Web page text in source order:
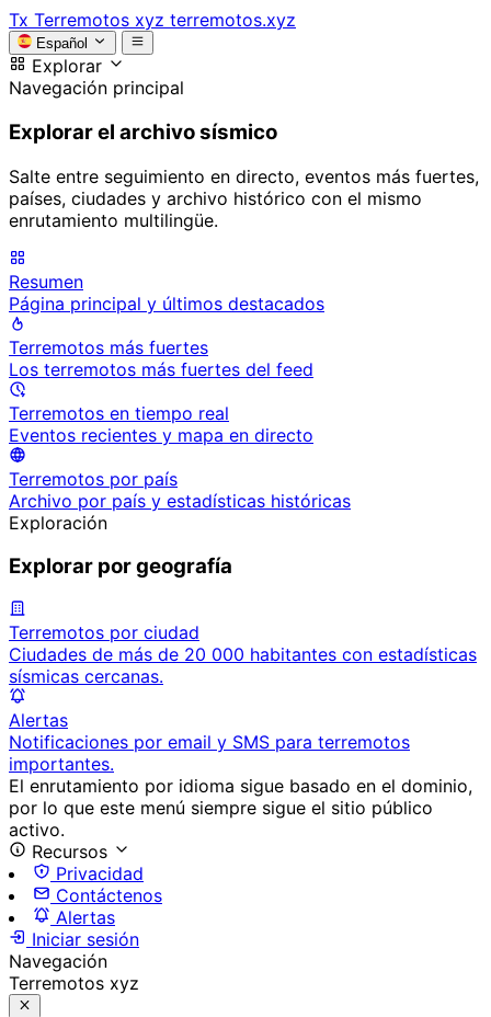
Tx Terremotos xyz terremotos.xyz
Español
Explorar
Navegación principal
Explorar el archivo sísmico
Salte entre seguimiento en directo, eventos más fuertes,
países, ciudades y archivo histórico con el mismo
enrutamiento multilingüe.
Resumen
Página principal y últimos destacados
Terremotos más fuertes
Los terremotos más fuertes del feed
Terremotos en tiempo real
Eventos recientes y mapa en directo
Terremotos por país
Archivo por país y estadísticas históricas
Exploración
Explorar por geografía
Terremotos por ciudad
Ciudades de más de 20 000 habitantes con estadísticas
sísmicas cercanas.
Alertas
Notificaciones por email y SMS para terremotos
importantes.
El enrutamiento por idioma sigue basado en el dominio,
por lo que este menú siempre sigue el sitio público
activo.
Recursos
Privacidad
Contáctenos
Alertas
Iniciar sesión
Navegación
Terremotos xyz